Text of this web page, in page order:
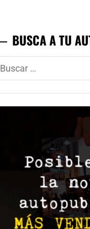
BUSCA A TU